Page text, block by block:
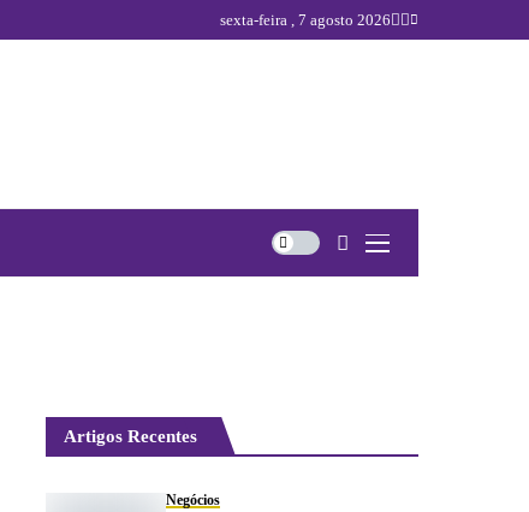
sexta-feira , 7 agosto 2026
Artigos Recentes
Negócios